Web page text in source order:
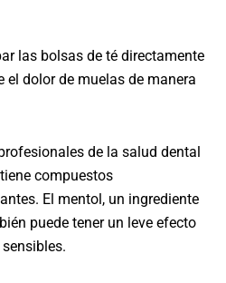
las bolsas de té directamente
el dolor de muelas de manera
de la salud dental
compuestos
El mentol, un ingrediente
puede tener un leve efecto